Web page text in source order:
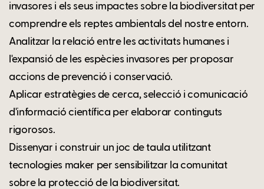
invasores i els seus impactes sobre la biodiversitat per
comprendre els reptes ambientals del nostre entorn.
Analitzar la relació entre les activitats humanes i
l'expansió de les espècies invasores per proposar
accions de prevenció i conservació.
Aplicar estratègies de cerca, selecció i comunicació
d'informació científica per elaborar continguts
rigorosos.
Dissenyar i construir un joc de taula utilitzant
tecnologies maker per sensibilitzar la comunitat
sobre la protecció de la biodiversitat.